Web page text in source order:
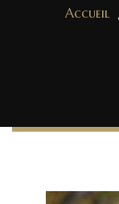
Accueil